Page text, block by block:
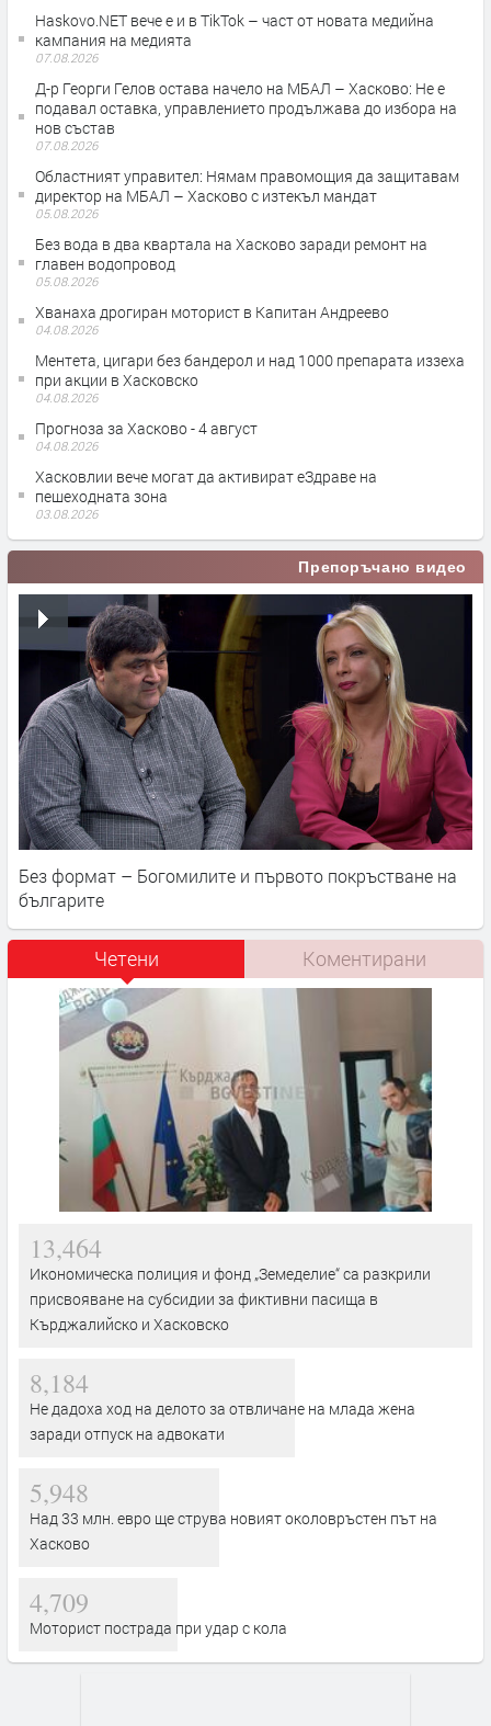
Haskovo.NET вече е и в TikTok – част от новата медийна
кампания на медията
07.08.2026
Д-р Георги Гелов остава начело на МБАЛ – Хасково: Не е
подавал оставка, управлението продължава до избора на
нов състав
07.08.2026
Областният управител: Нямам правомощия да защитавам
директор на МБАЛ – Хасково с изтекъл мандат
05.08.2026
Без вода в два квартала на Хасково заради ремонт на
главен водопровод
05.08.2026
Хванаха дрогиран моторист в Капитан Андреево
04.08.2026
Ментета, цигари без бандерол и над 1000 препарата иззеха
при акции в Хасковско
04.08.2026
Прогноза за Хасково - 4 август
04.08.2026
Хасковлии вече могат да активират еЗдраве на
пешеходната зона
03.08.2026
Препоръчано видео
Без формат – Богомилите и първото покръстване на
българите
Четени Коментирани
13,464
Икономическа полиция и фонд „Земеделие“ са разкрили
присвояване на субсидии за фиктивни пасища в
Кърджалийско и Хасковско
8,184
Не дадоха ход на делото за отвличане на млада жена
заради отпуск на адвокати
5,948
Над 33 млн. евро ще струва новият околовръстен път на
Хасково
4,709
Моторист пострада при удар с кола